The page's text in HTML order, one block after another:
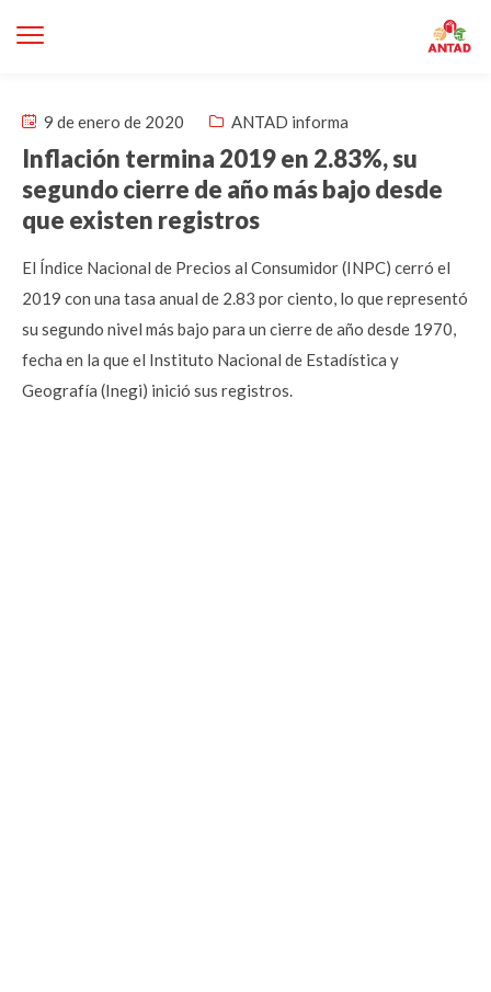
9 de enero de 2020 ANTAD informa
Inflación termina 2019 en 2.83%, su
segundo cierre de año más bajo desde
que existen registros
El Índice Nacional de Precios al Consumidor (INPC) cerró el
2019 con una tasa anual de 2.83 por ciento, lo que representó
su segundo nivel más bajo para un cierre de año desde 1970,
fecha en la que el Instituto Nacional de Estadística y
Geografía (Inegi) inició sus registros.